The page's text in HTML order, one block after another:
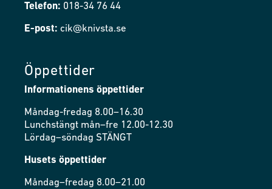
Telefon: 018-34 76 44
E-post: cik@knivsta.se
Öppettider
Informationens öppettider
Måndag-fredag 8.00–16.30
Lunchstängt mån–fre 12.00-12.30
Lördag–söndag STÄNGT
Husets öppettider
Måndag–fredag 8.00–21.00